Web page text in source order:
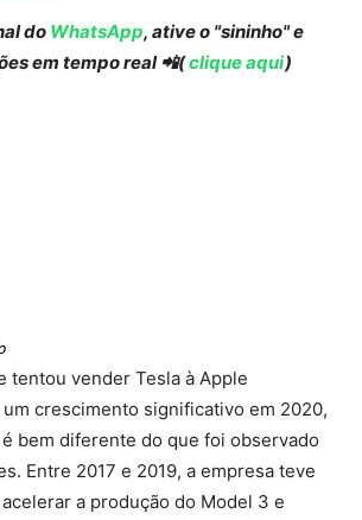
do WhatsApp, ative o "sininho" e
em tempo real 📲(clique aqui)
tentou vender Tesla à Apple
crescimento significativo em 2020,
bem diferente do que foi observado
Entre 2017 e 2019, a empresa teve
a produção do Model 3 e